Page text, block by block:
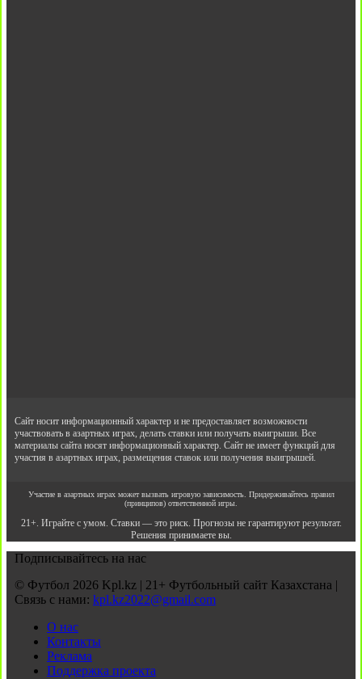
Сайт носит информационный характер и не предоставляет возможности
участвовать в азартных играх, делать ставки или получать выигрыши. Все
материалы сайта носят информационный характер. Сайт не имеет функций для
участия в азартных играх, размещения ставок или получения выигрышей.
Участие в азартных играх может вызвать игровую зависимость. Придерживайтесь правил
(принципов) ответственной игры.
21+. Играйте с умом. Ставки — это риск. Прогнозы не гарантируют результат.
Решения принимаете вы.
Подписывайтесь на нас
© Футбол 2026 Kpl.kz | 21+ Футбольный сайт Казахстана |
Связь с нами: kpl.kz2022@gmail.com
О нас
Контакты
Реклама
Поддержка проекта